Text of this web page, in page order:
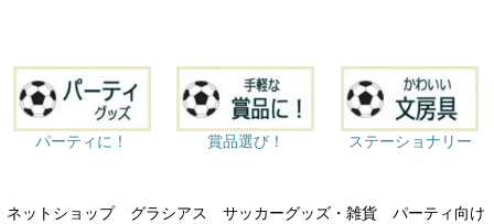
パーティに！ 賞品選び！ ステーショナリー
ネットショップ グラシアス サッカーグッズ・雑貨 パーティ向け